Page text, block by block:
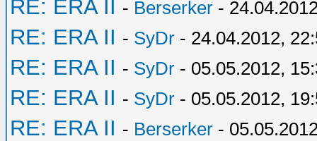
RE: ERA II - Berserker -
RE: ERA II - SyDr - 24.04.2012,
RE: ERA II - SyDr - 05.05.2012,
RE: ERA II - SyDr - 05.05.2012,
RE: ERA II - Berserker -